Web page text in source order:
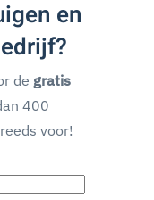
en
de gratis
400
voor!